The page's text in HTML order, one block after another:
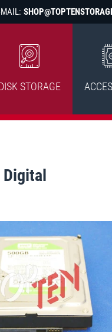
MAIL:
STORAGE
Digital